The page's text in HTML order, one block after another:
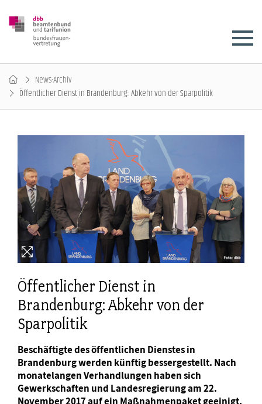
News-Archiv
Öffentlicher Dienst in Brandenburg: Abkehr von der Sparpolitik
Öffentlicher Dienst in
Brandenburg: Abkehr von der
Sparpolitik
Beschäftigte des öffentlichen Dienstes in
Brandenburg werden künftig bessergestellt. Nach
monatelangen Verhandlungen haben sich
Gewerkschaften und Landesregierung am 22.
November 2017 auf ein Maßnahmenpaket geeinigt.